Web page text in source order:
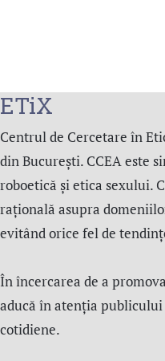
ETiX
Centrul de Cercetare în
din București. CCEA este
roboetică și etica sexului.
rațională asupra
evitând orice fel de
În încercarea de a
aducă în atenția
cotidiene.